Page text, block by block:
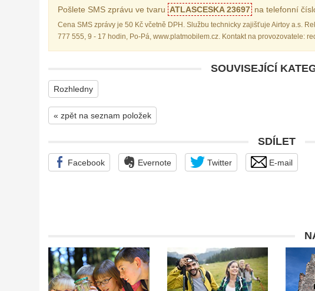
Pošlete SMS zprávu ve tvaru ATLASCESKA 23697 na telefonní
Cena SMS zprávy je 50 Kč včetně DPH. Službu technicky zajišťuje Airtoy a.s.
777 555, 9 - 17 hodin, Po-Pá, www.platmobilem.cz. Kontakt na provozovatele:
SOUVISEJÍCÍ
Rozhledny
« zpět na seznam položek
SDÍLET
Facebook Evernote Twitter E-mail